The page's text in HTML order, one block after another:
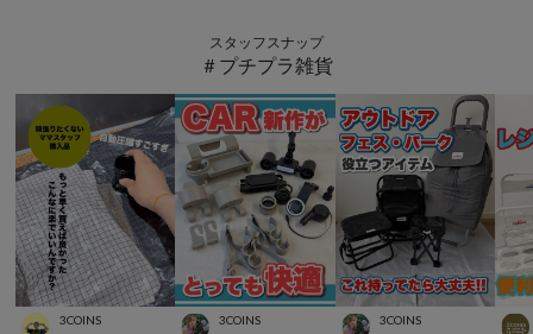
スタッフスナップ
＃プチプラ雑貨
3COINS 3COINS 3COINS